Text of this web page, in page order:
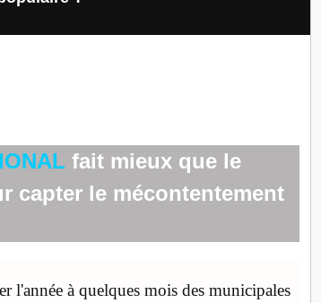
fait mieux que le
capter le mécontentement
l'année à quelques mois des municipales